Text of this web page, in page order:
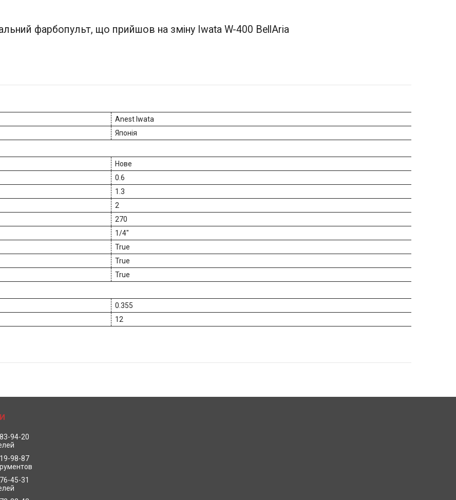
фарбопульт, що прийшов на зміну Iwata W-400 BellAria
Anest Iwata
Японія
Нове
0.6
1.3
2
270
1/4"
True
True
True
0.355
12
94-20
98-87
45-31